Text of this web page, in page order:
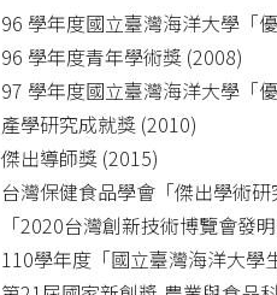
96 學年度國立臺灣海洋大學「優
96 學年度青年學術獎 (2008)
97 學年度國立臺灣海洋大學「優
產學研究成就獎 (2010)
傑出導師獎 (2015)
台灣保健食品學會「傑出學術
「2020台灣創新技術博覽會發
110學年度「國立臺灣海洋大學